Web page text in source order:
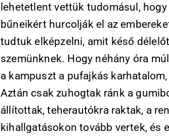
lehetetlent vettük tudomásul,
bűneikért hurcolják el az
tudtuk elképzelni, amit késő
szemünknek. Hogy néhány óra
a kampuszt a pufajkás
Aztán csak zuhogtak ránk a
állítottak, teherautókra raktak, a
kihallgatásokon tovább vertek, és